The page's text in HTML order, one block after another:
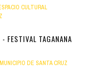
CULTURAL
- FESTIVAL TAGANANA
MUNICIPIO DE SANTA CRUZ